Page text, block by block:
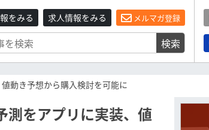
をみる 求人情報をみる メルマガ登録
検索
動き予想から購入検討を可能に
測をアプリに実装、値